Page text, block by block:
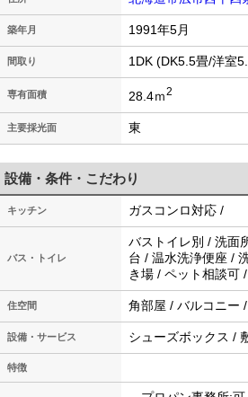
築年月 1991年5月
間取り 1DK (DK5.5畳/洋室
専有面積 28.4ｍ2
主要採光面 東
設備・条件・こだわり
キッチン ガスコンロ対応 /
バス・トイレ
バストイレ別 / 洗面
台 / 温水洗浄便座 /
き場 / ペット相談可 /
住空間 角部屋 / バルコニー
設備・サービス シューズボックス /
特徴